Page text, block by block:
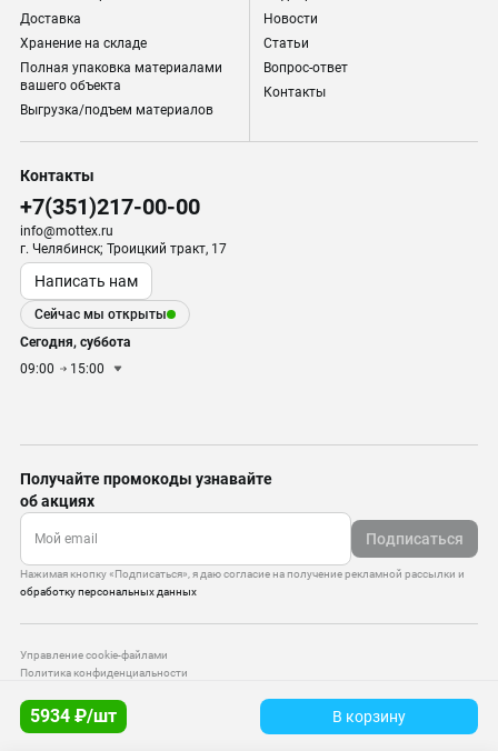
5934 ₽/шт В корзину
Доставка
Хранение на складе
Полная упаковка материалами
вашего объекта
Выгрузка/подъем материалов
Новости
Статьи
Вопрос-ответ
Контакты
Контакты
+7(351)217-00-00
info@mottex.ru
г. Челябинск; Троицкий тракт, 17
Написать нам
Сейчас мы открыты
Сегодня, суббота
09:00
15:00
Получайте промокоды узнавайте
об акциях
Подписаться
Нажимая кнопку «Подписаться», я даю согласие на получение рекламной рассылки и
обработку персональных данных
Управление cookie-файлами
Политика конфиденциальности
© 2010–2026 — ООО «Моттекс»